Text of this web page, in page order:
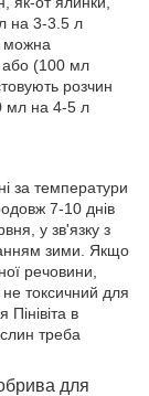
на 3-3.5 л
можна
або (100 мл
розчин
мл на 4-5 л
за температури
7-10 днів
у зв'язку з
зими. Якщо
речовини,
не токсичний для
в
треба
для